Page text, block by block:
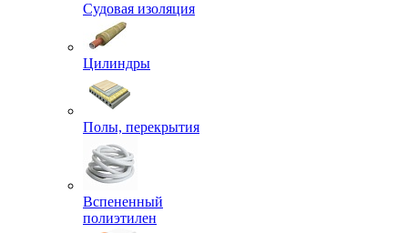
Судовая изоляция
Цилиндры
Полы, перекрытия
Вспененный
полиэтилен